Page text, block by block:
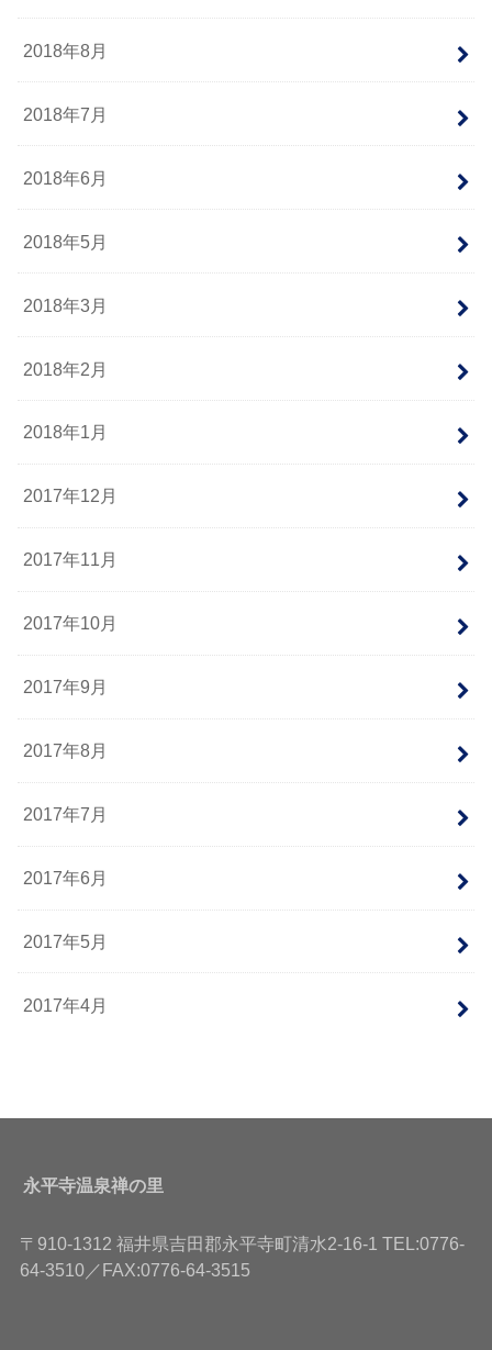
2018年8月
2018年7月
2018年6月
2018年5月
2018年3月
2018年2月
2018年1月
2017年12月
2017年11月
2017年10月
2017年9月
2017年8月
2017年7月
2017年6月
2017年5月
2017年4月
永平寺温泉禅の里
〒910-1312 福井県吉田郡永平寺町清水2-16-1 TEL:0776-
64-3510／FAX:0776-64-3515